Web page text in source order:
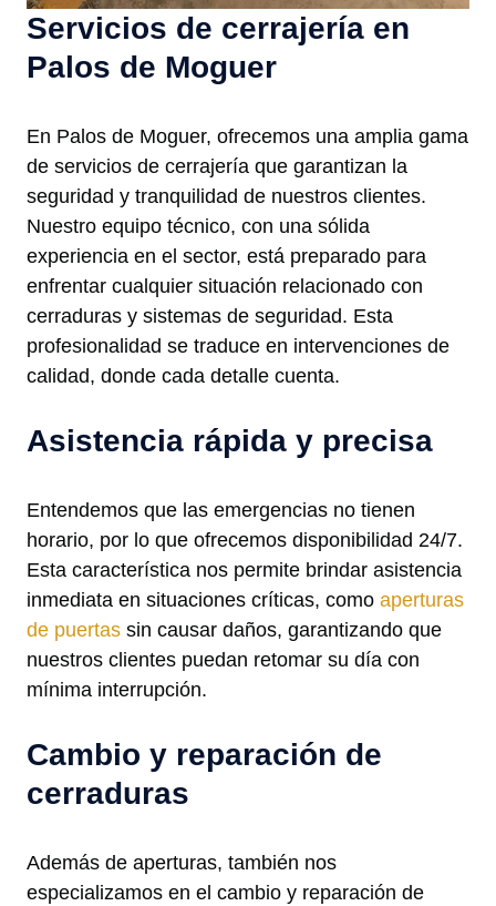
Servicios de cerrajería en
Palos de Moguer
En Palos de Moguer, ofrecemos una amplia gama
de servicios de cerrajería que garantizan la
seguridad y tranquilidad de nuestros clientes.
Nuestro equipo técnico, con una sólida
experiencia en el sector, está preparado para
enfrentar cualquier situación relacionado con
cerraduras y sistemas de seguridad. Esta
profesionalidad se traduce en intervenciones de
calidad, donde cada detalle cuenta.
Asistencia rápida y precisa
Entendemos que las emergencias no tienen
horario, por lo que ofrecemos disponibilidad 24/7.
Esta característica nos permite brindar asistencia
inmediata en situaciones críticas, como aperturas
de puertas sin causar daños, garantizando que
nuestros clientes puedan retomar su día con
mínima interrupción.
Cambio y reparación de
cerraduras
Además de aperturas, también nos
especializamos en el cambio y reparación de